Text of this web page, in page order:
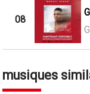
08
musiques